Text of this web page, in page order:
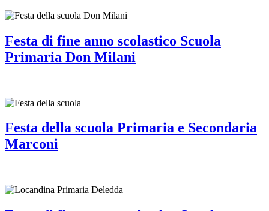
Festa di fine anno scolastico Scuola
Primaria Don Milani
Festa della scuola Primaria e Secondaria
Marconi